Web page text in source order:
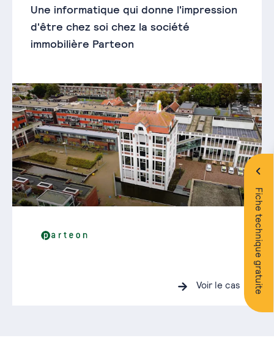
Une informatique qui donne l'impression
d'être chez soi chez la société
immobilière Parteon
Voir le cas Fiche technique gratuite